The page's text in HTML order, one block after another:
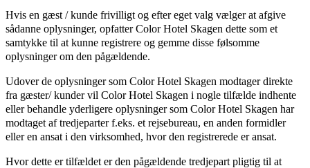
Hvis en gæst / kunde frivilligt og efter eget valg vælger at afgive
sådanne oplysninger, opfatter Color Hotel Skagen dette som et
samtykke til at kunne registrere og gemme disse følsomme
oplysninger om den pågældende.
Udover de oplysninger som Color Hotel Skagen modtager direkte
fra gæster/ kunder vil Color Hotel Skagen i nogle tilfælde indhente
eller behandle yderligere oplysninger som Color Hotel Skagen har
modtaget af tredjeparter f.eks. et rejsebureau, en anden formidler
eller en ansat i den virksomhed, hvor den registrerede er ansat.
Hvor dette er tilfældet er den pågældende tredjepart pligtig til at